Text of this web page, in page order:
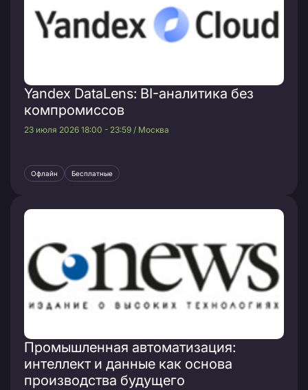
Yandex DataLens: BI-аналитика без
компромиссов
23 июля 2026 18:00 - 23:59 / Москва
Офлайн Бесплатные
Промышленная автоматизация:
интеллект и данные как основа
производства будущего